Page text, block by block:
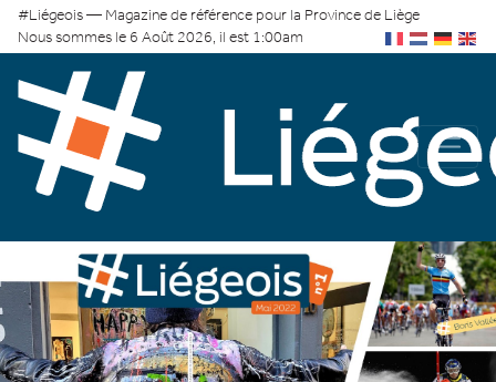
#Liégeois — Magazine de référence pour la Province de Liège
Nous sommes le 6 Août 2026, il est 1:00am